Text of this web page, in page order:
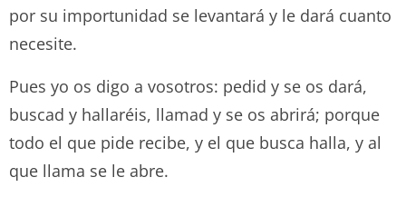
por su importunidad se levantará y le dará cuanto
necesite.
Pues yo os digo a vosotros: pedid y se os dará,
buscad y hallaréis, llamad y se os abrirá; porque
todo el que pide recibe, y el que busca halla, y al
que llama se le abre.